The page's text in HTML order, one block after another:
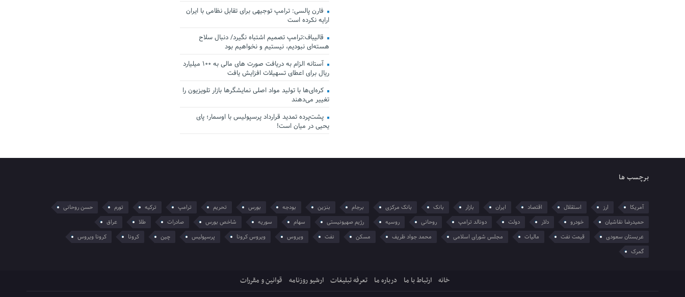
فارن پالسی: ترامپ توجیهی برای تقابل نظامی با ایران
ارایه نکرده است
قالیباف:ترامپ تصمیم اشتباه نگیرد/ دنبال سلاح
هسته‌ای نبودیم، نیستیم و نخواهیم بود
آستانه الزام به دریافت صورت های مالی به ۱۰۰ میلیارد
ریال برای اعطای تسهیلات افزایش یافت
کره‌ای‌ها با تولید مواد اصلی نمایشگرها بازار تلویزیون را
تغییر می‌دهند
پشت‌پرده تمدید قرارداد پرسپولیس با اوسمار؛ پای
یحیی در میان است!
برچسب ها
آمریکا ارز استقلال اقتصاد ایران بازار بانک بانک مرکزی برجام بنزین بودجه بورس تحریم ترامپ ترکیه تورم
حسن روحانی
حمیدرضا نقاشیان
خودرو دلار دولت دونالد ترامپ روحانی روسیه رژیم صهیونیستی سهام سوریه شاخص بورس صادرات طلا
عراق
عربستان سعودی
قیمت نفت مالیات مجلس شورای اسلامی محمد جواد ظریف مسکن نفت ویروس ویروس کرونا پرسپولیس چین کرونا
کرونا ویروس
گمرک
خانه ارتباط با ما درباره ما تعرفه تبلیغات ارشیو روزنامه قوانین و مقررات